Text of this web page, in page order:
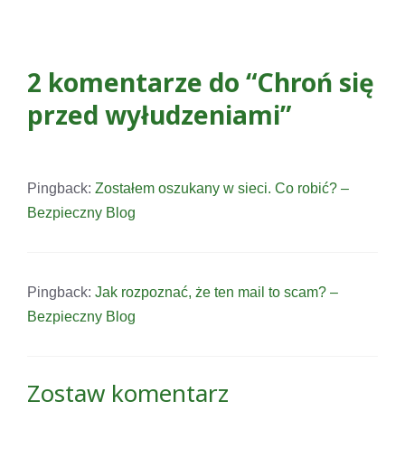
2 komentarze do “Chroń się
przed wyłudzeniami”
Pingback: Zostałem oszukany w sieci. Co robić? –
Bezpieczny Blog
Pingback: Jak rozpoznać, że ten mail to scam? –
Bezpieczny Blog
Zostaw komentarz